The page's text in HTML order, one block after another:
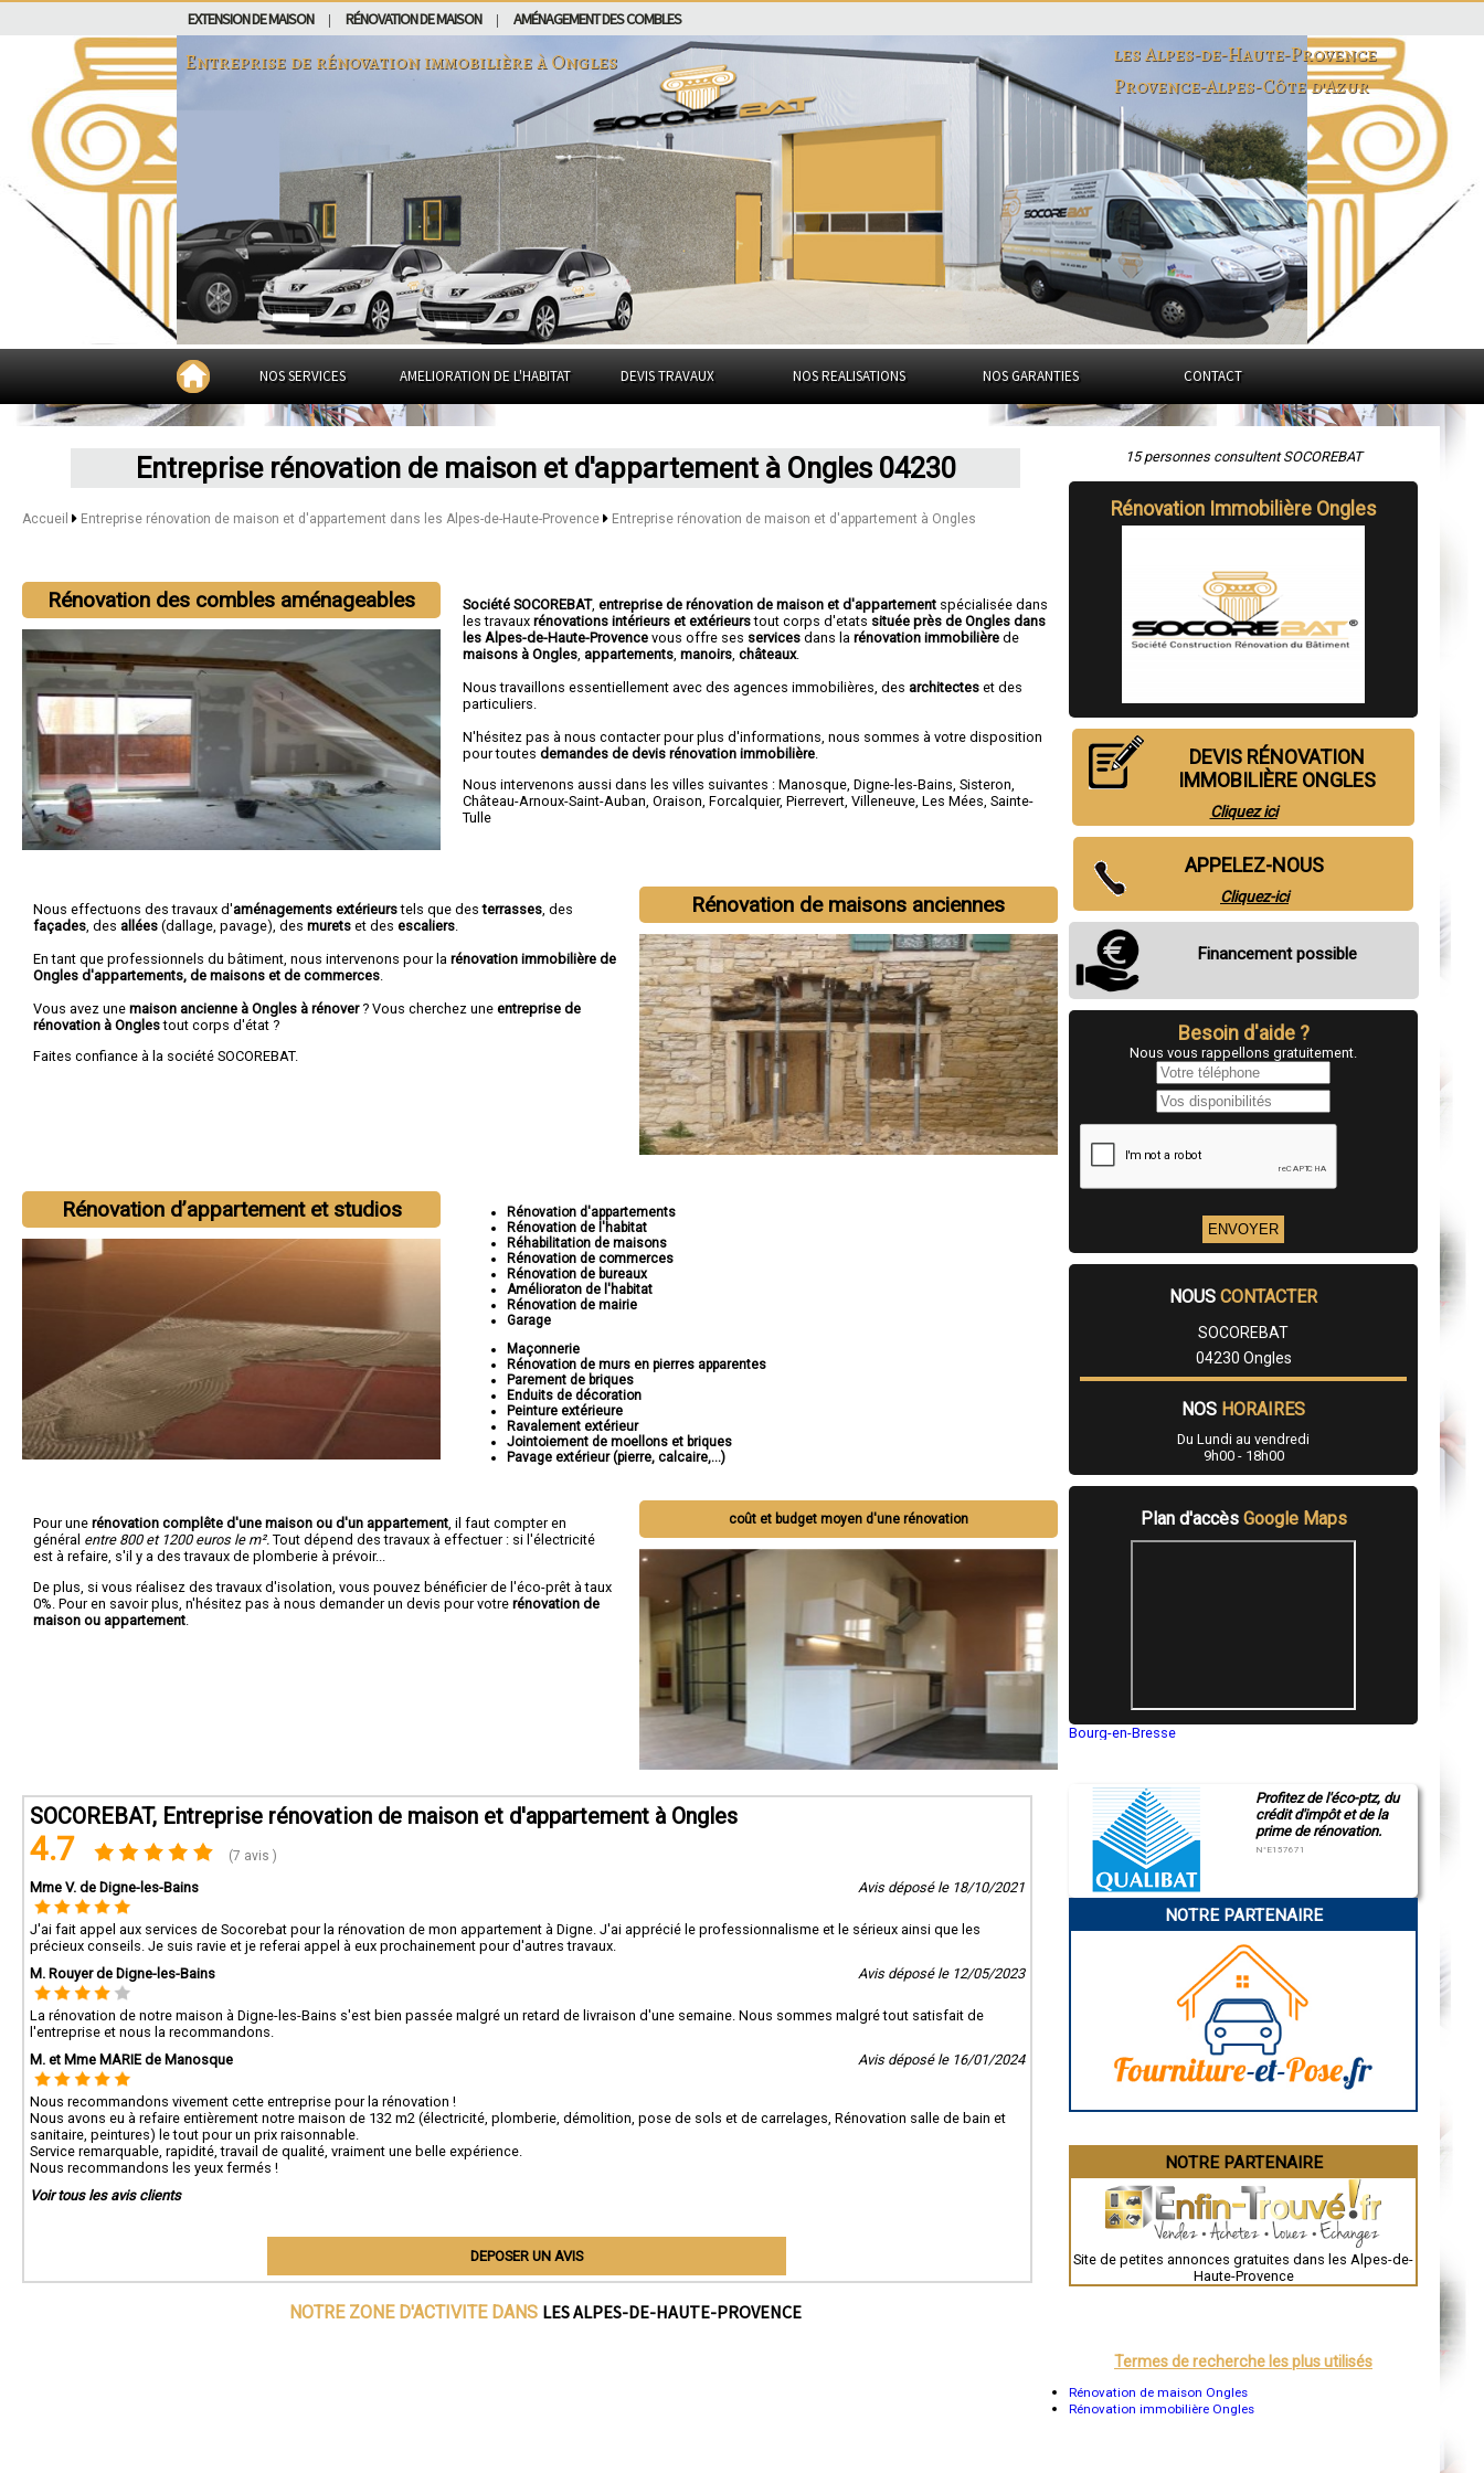
EXTENSION DE MAISON RÉNOVATION DE MAISON AMÉNAGEMENT DES COMBLES
Entreprise de rénovation immobilière àOngles
les Alpes-de-Haute-Provence
Provence-Alpes-Côte d'Azur
NOS SERVICES AMELIORATION DE L'HABITAT DEVIS TRAVAUX NOS REALISATIONS NOS GARANTIES CONTACT
Entreprise rénovation de maison et d'appartement à Ongles 04230
Accueil Entreprise rénovation de maison et d'appartement dans les Alpes-de-Haute-Provence Entreprise rénovation de maison et d'appartement à Ongles
Rénovation des combles aménageables Société SOCOREBAT,entreprise de rénovation de maison et d'appartement spécialisée dans
les travauxrénovations intérieurs et extérieurstout corps d'etats située près de Ongles dans
les Alpes-de-Haute-Provencevous offre ses services dans larénovation immobilière de
maisons à Ongles appartements ,manoirs ,châteaux.
Nous travaillons essentiellement avec des agences immobilières, des architectes et des
particuliers.
N'hésitez pas à nous contacter pour plus d'informations, nous sommes à votre disposition
pour toutesdemandes de devis rénovation immobilière
Nous intervenons aussi dans les villes suivantes :Manosque ,Digne-les-Bains ,Sisteron
Château-Arnoux-Saint-Auban ,Oraison ,Forcalquier,Pierrevert ,Villeneuve ,Les Mées ,Sainte-
Tulle
Rénovation de maisons anciennes
Nous effectuons des travaux d'aménagements extérieurstels que desterrasses , des
façades , des allées (dallage, pavage), des murets et des escaliers
En tant que professionnels du bâtiment, nous intervenons pour la rénovation immobilière de
Ongles d'appartements, de maisons et de commerces
Vous avez une maison ancienne à Ongles à rénover? Vous cherchez une entreprise de
rénovation à Onglestout corps d'état ?
Faites confiance à la société SOCOREBAT.
Rénovation d’appartement et studios
Rénovation d'appartements
Rénovation de l'habitat
Réhabilitation de maisons
Rénovation de commerces
Rénovation de bureaux
Amélioraton de l'habitat
Rénovation de mairie
Garage
Maçonnerie
Rénovation de murs en pierres apparentes
Parement de briques
Enduits de décoration
Peinture extérieure
Ravalement extérieur
Jointoiement de moellons et briques
Pavage extérieur (pierre, calcaire,...)
coût et budget moyen d'une rénovation
Pour une rénovation complête d'une maison ou d'un appartement , il faut compter en
général entre 800 et 1200 euros le m². Tout dépend des travaux à effectuer : si l'électricité
est à refaire, s'il y a des travaux de plomberie à prévoir...
De plus, si vous réalisez des travaux d'isolation, vous pouvez bénéficier de l'éco-prêt à taux
0%. Pour en savoir plus, n'hésitez pas à nous demander un devis pour votre rénovation de
maison ou appartement
SOCOREBAT, Entreprise rénovation de maison et d'appartement à Ongles
4.7 (7 avis )
Mme V. de Digne-les-Bains Avis déposé le 18/10/2021
J'ai fait appel aux services de Socorebat pour la rénovation de mon appartement à Digne. J'ai apprécié le professionnalisme et le sérieux ainsi que les
précieux conseils. Je suis ravie et je referai appel à eux prochainement pour d'autres travaux.
M. Rouyer de Digne-les-Bains
Avis déposé le 12/05/2023
La rénovation de notre maison à Digne-les-Bains s'est bien passée malgré un retard de livraison d'une semaine. Nous sommes malgré tout satisfait de
l'entreprise et nous la recommandons.
M. et Mme MARIE de Manosque
Avis déposé le 16/01/2024
Nous recommandons vivement cette entreprise pour la rénovation !
Nous avons eu à refaire entièrement notre maison de 132 m2 (électricité, plomberie, démolition, pose de sols et de carrelages, Rénovation salle de bain et
sanitaire, peintures) le tout pour un prix raisonnable.
Service remarquable, rapidité, travail de qualité, vraiment une belle expérience.
Nous recommandons les yeux fermés !
Voir tous les avis clients
DEPOSER UN AVIS
NOTRE ZONE D'ACTIVITE DANS LES ALPES-DE-HAUTE-PROVENCE
15 personnes consultent SOCOREBAT
Rénovation Immobilière Ongles
DEVIS RÉNOVATION
IMMOBILIÈRE ONGLES
Cliquez ici
APPELEZ-NOUS
Cliquez-ici
Financement possible
Besoin d'aide ?
Nous vous rappellons gratuitement.
NOUS CONTACTER
SOCOREBAT
04230 Ongles
NOS HORAIRES
Du Lundi au vendredi
9h00 - 18h00
Plan d'accès Google Maps
Bourg-en-Bresse
Gap
Nice
Annonay
Charleville-Mézières
Troyes
Narbonne
Marseille
Saint-Brieuc
Besançon
Évreux
Brest
Nîmes
Toulouse
Montpellier
Mont-de-Marsan
Saint-Étienne
Le Puy-en-Velay
Profitez de l'éco-ptz, du
crédit d'impôt et de la
prime de rénovation.
N°E157671
NOTRE PARTENAIRE
NOTRE PARTENAIRE
Site de petites annonces gratuites dans les Alpes-de-
Haute-Provence
Termes de recherche les plus utilisés
Rénovation de maison Ongles
Rénovation immobilière Ongles